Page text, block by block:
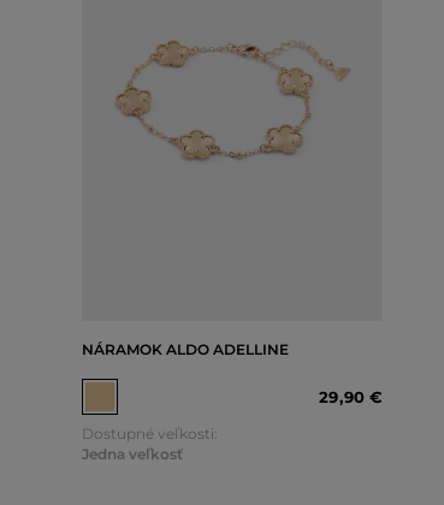
NÁRAMOK ALDO ADELLINE
29,90 €
Dostupné veľkosti:
Jedna veľkosť